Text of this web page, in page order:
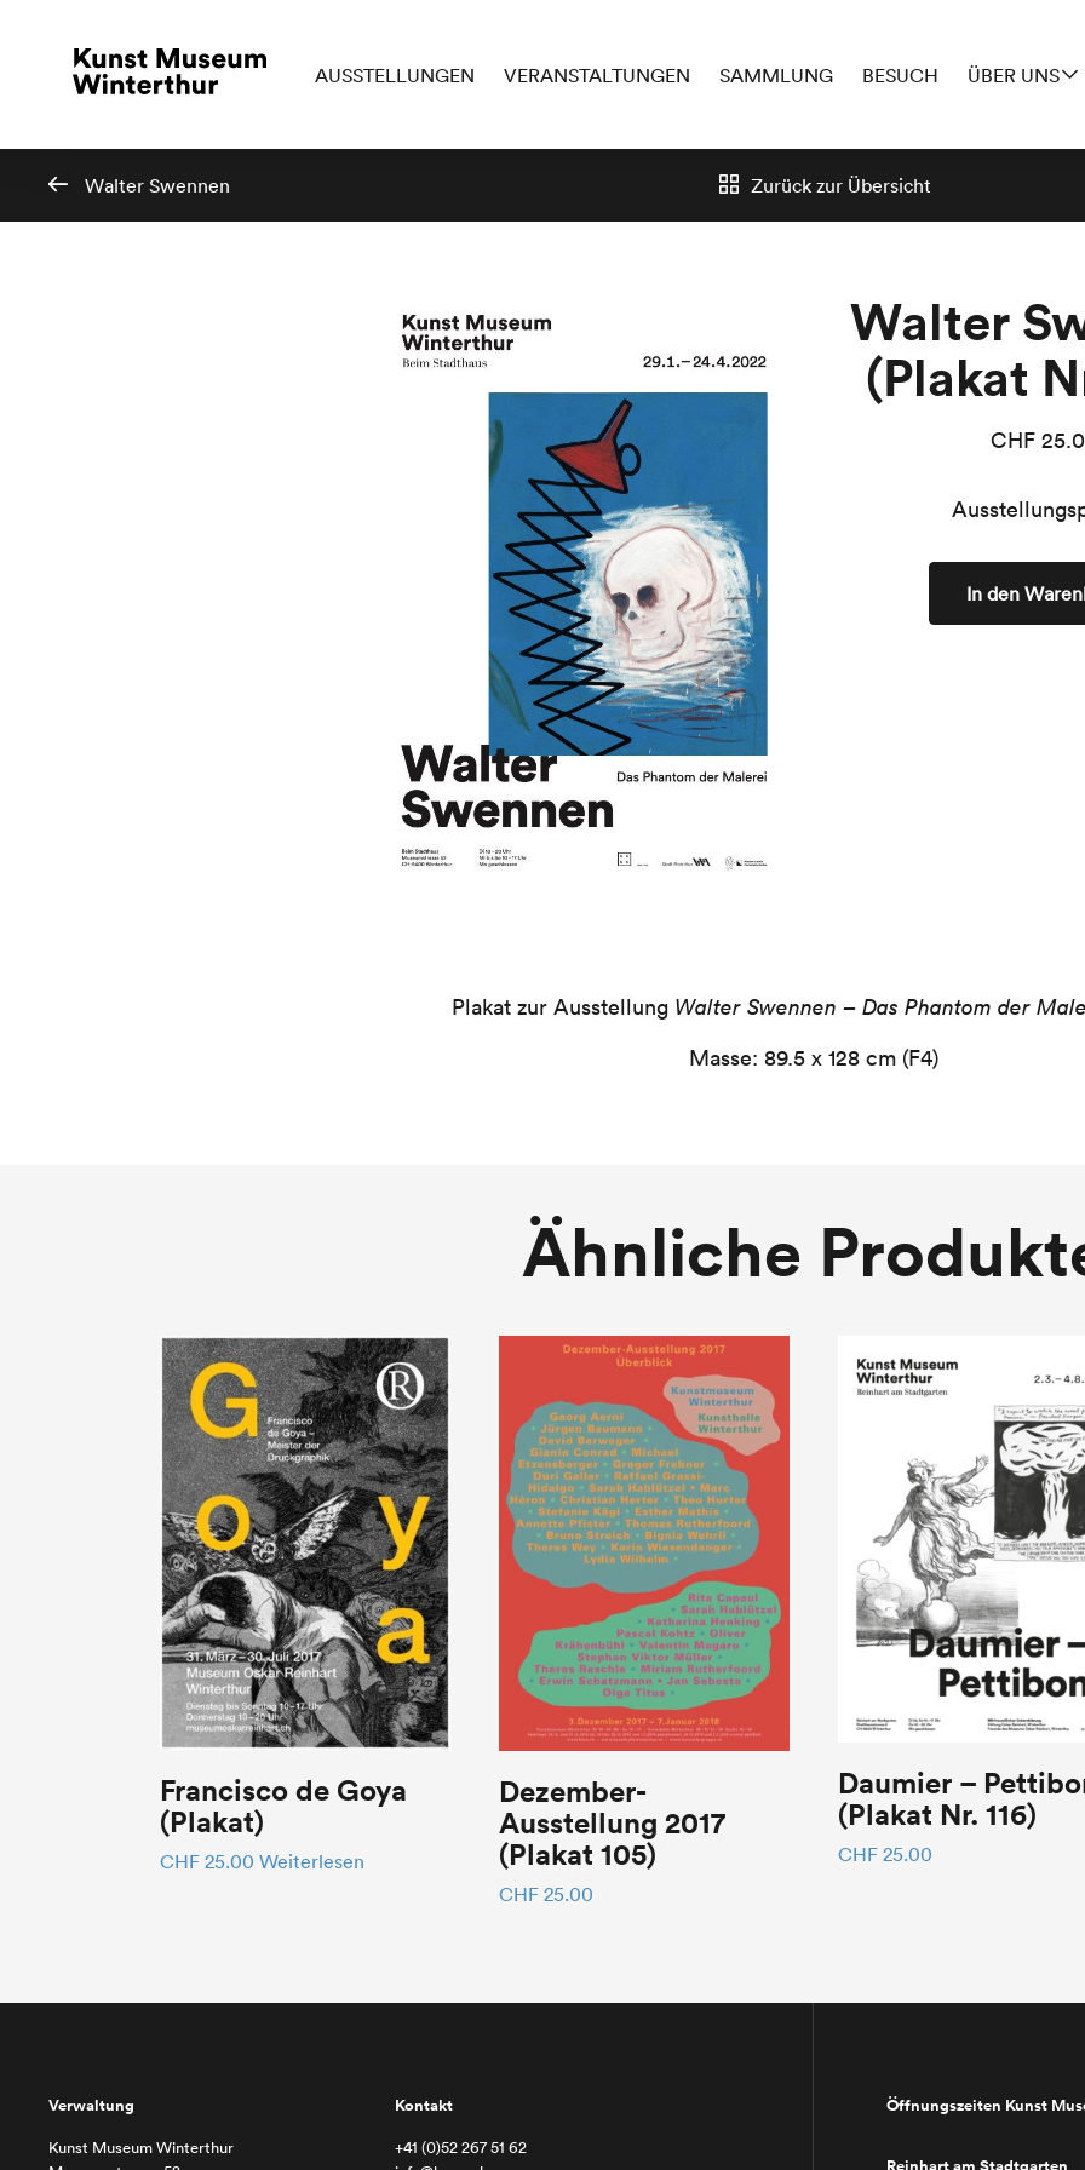
AUSSTELLUNGEN VERANSTALTUNGEN SAMMLUNG BESUCH ÜBER UNS
Walter Swennen Zurück zur Übersicht
Walter
(Plakat
CHF
In den
Plakat zur Ausstellung Walter Swennen – Das Phantom der
Masse: 89.5 x 128 cm (F4)
Ähnliche
Francisco de Goya
(Plakat)
CHF 25.00 Weiterlesen
Dezember-
Ausstellung 2017
(Plakat 105)
CHF 25.00
Daumier –
(Plakat Nr. 116)
CHF 25.00
Verwaltung
Kunst Museum Winterthur
Kontakt
+41 (0)52 267 51 62
Öffnungszeiten Kunst